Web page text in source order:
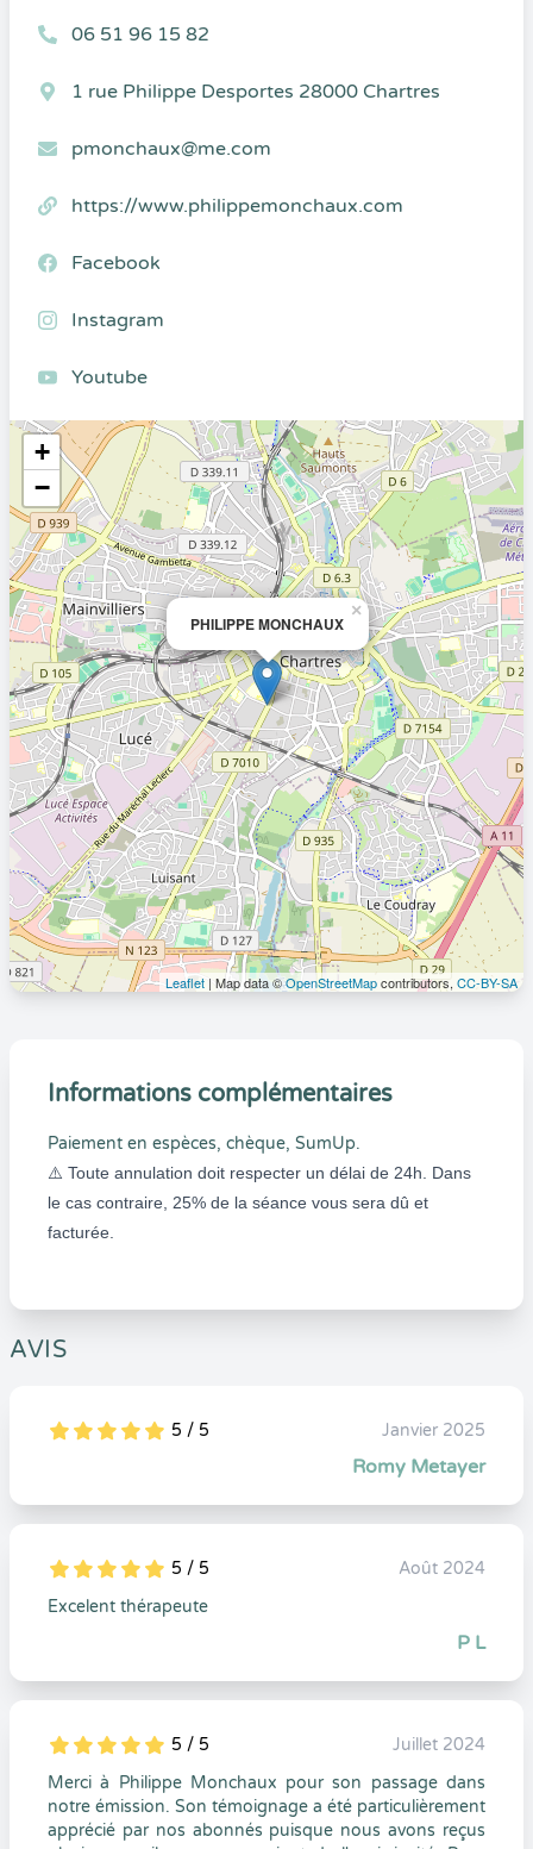
06 51 96 15 82
1 rue Philippe Desportes 28000 Chartres
pmonchaux@me.com
https://www.philippemonchaux.com
Facebook
Instagram
Youtube
PHILIPPE MONCHAUX
×
+
−
Leaflet | Map data ©OpenStreetMapcontributors, CC-BY-SA
Informations complémentaires
Paiement en espèces, chèque, SumUp.
⚠️ Toute annulation doit respecter un délai de 24h. Dans
le cas contraire, 25% de la séance vous sera dû et
facturée.
AVIS
5
1
5
0 5 / 5 Janvier 2025
Romy Metayer
5
1
5
0 5 / 5
Août 2024
Excelent thérapeute
P L
5
1
5
0 5 / 5
Juillet 2024
Merci à Philippe Monchaux pour son passage dans
notre émission. Son témoignage a été particulièrement
apprécié par nos abonnés puisque nous avons reçus